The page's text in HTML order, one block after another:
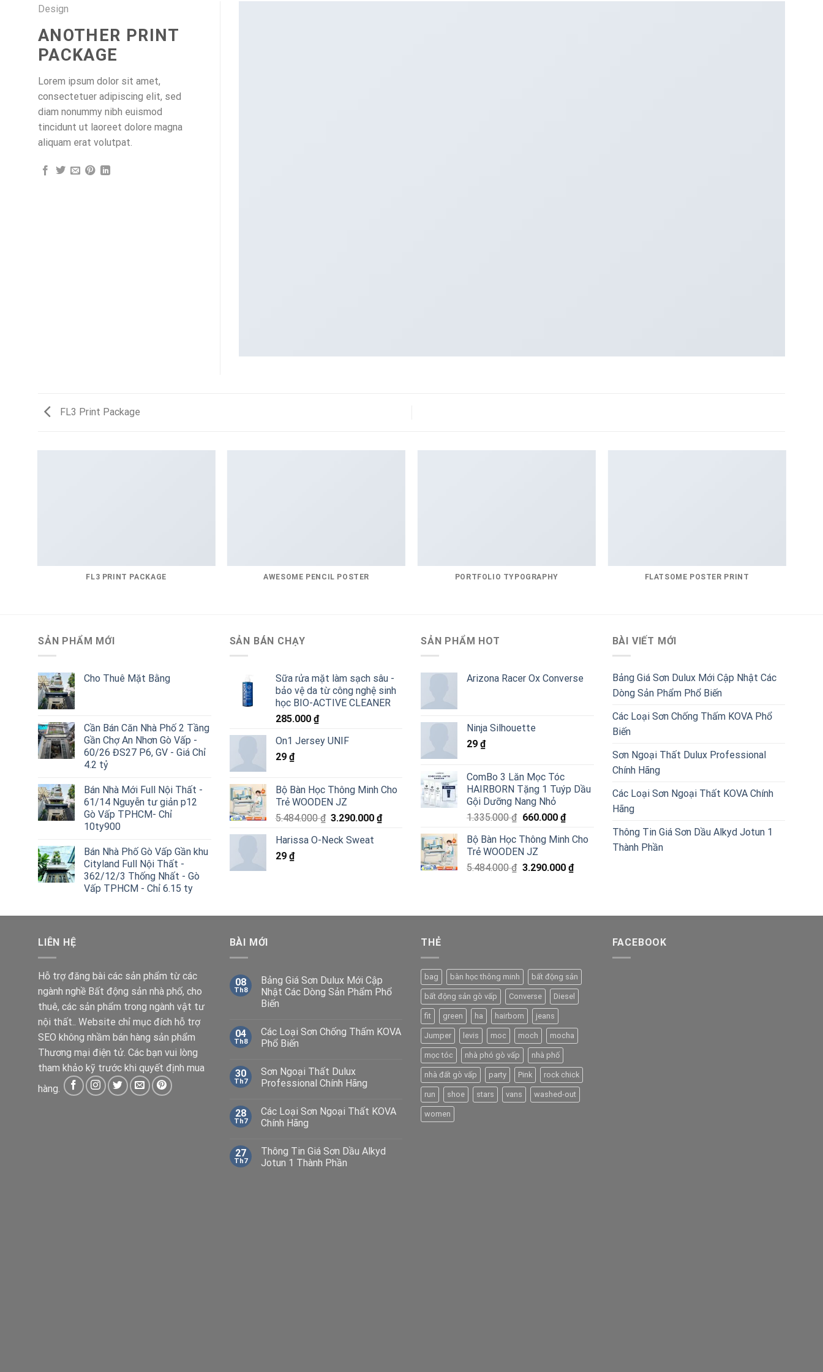
Design
ANOTHER PRINT
PACKAGE
Lorem ipsum dolor sit amet,
consectetuer adipiscing elit, sed
diam nonummy nibh euismod
tincidunt ut laoreet dolore magna
aliquam erat volutpat.
FL3 Print Package
FL3 PRINT PACKAGE AWESOME PENCIL POSTER PORTFOLIO TYPOGRAPHY FLATSOME POSTER PRINT
SẢN PHẨM MỚI
Cho Thuê Mặt Bằng
Cần Bán Căn Nhà Phố 2 Tầng
Gần Chợ An Nhơn Gò Vấp -
60/26 ĐS27 P6, GV - Giá Chỉ
4.2 tỷ
Bán Nhà Mới Full Nội Thất -
61/14 Nguyễn tư giản p12
Gò Vấp TPHCM- Chỉ
10ty900
Bán Nhà Phố Gò Vấp Gần khu
Cityland Full Nội Thất -
362/12/3 Thống Nhất - Gò
Vấp TPHCM - Chỉ 6.15 ty
SẢN BÁN CHẠY
Sữa rửa mặt làm sạch sâu -
bảo vệ da từ công nghệ sinh
học BIO-ACTIVE CLEANER
285.000 ₫
On1 Jersey UNIF
29 ₫
Bộ Bàn Học Thông Minh Cho
Trẻ WOODEN JZ
5.484.000₫ Giá
là:
3.290.000₫Giá
3.290.000 ₫.
Harissa O-Neck Sweat
29 ₫
SẢN PHẨM HOT
Arizona Racer Ox Converse
Ninja Silhouette
29 ₫
ComBo 3 Lăn Mọc Tóc
HAIRBORN Tặng 1 Tuýp Dầu
Gội Dưỡng Nang Nhỏ
1.335.000₫ Giá
là:
1.335.000 ₫.
660.000 ₫Giá
tại
660.000 ₫.
Bộ Bàn Học Thông Minh Cho
Trẻ WOODEN JZ
5.484.000₫ Giá
3.290.000 ₫Giá
3.290.000 ₫.
BÀI VIẾT MỚI
Bảng Giá Sơn Dulux Mới Cập Nhật Các
Dòng Sản Phẩm Phổ Biến
Các Loại Sơn Chống Thấm KOVA Phổ
Biến
Sơn Ngoại Thất Dulux Professional
Chính Hãng
Các Loại Sơn Ngoại Thất KOVA Chính
Hãng
Thông Tin Giá Sơn Dầu Alkyd Jotun 1
Thành Phần
LIÊN HỆ
Hỗ trợ đăng bài các sản phẩm từ các
ngành nghề Bất động sản nhà phố, cho
thuê, các sản phẩm trong ngành vật tư
nội thất.. Website chỉ mục đích hỗ trợ
SEO không nhầm bán hàng sản phẩm
Thương mại điện tử. Các bạn vui lòng
tham khảo kỹ trước khi quyết định mua
hàng.
BÀI MỚI
08
Th8
Bảng Giá Sơn Dulux Mới Cập
Nhật Các Dòng Sản Phẩm Phổ
Biến
04
Th8
Các Loại Sơn Chống Thấm KOVA
Phổ Biến
30
Th7
Sơn Ngoại Thất Dulux
Professional Chính Hãng
28
Th7
Các Loại Sơn Ngoại Thất KOVA
Chính Hãng
27
Th7
Thông Tin Giá Sơn Dầu Alkyd
Jotun 1 Thành Phần
THẺ
bag bàn học thông minh bất động sản
bất động sản gò vấp Converse Diesel
fit green ha hairborn jeans
Jumper levis moc moch mocha
mọc tóc nhà phó gò vấp nhà phố
nhà đất gò vấp party Pink rock chick
run shoe stars vans washed-out
women
FACEBOOK